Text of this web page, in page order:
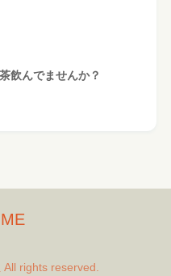
飲んでませんか？
rights reserved.